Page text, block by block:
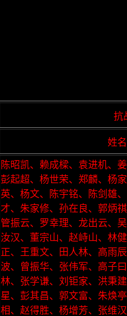
抗
姓名
陈昭凯、赖成樑、袁进机、
彭起超、杨世荣、郑麟、杨
英、杨文、陈宇铭、陈剑雄
才、朱家修、孙在良、郭炳
管振云、罗幸理、龙出云、
汝汉、董宗山、赵峙山、林
正、王重文、田人林、高雨
波、曾振华、张伟军、高子
林、张学谦、刘钜家、洪秉
星、彭其昌、郭文富、朱焕
相、赵得胜、杨增芳、张维